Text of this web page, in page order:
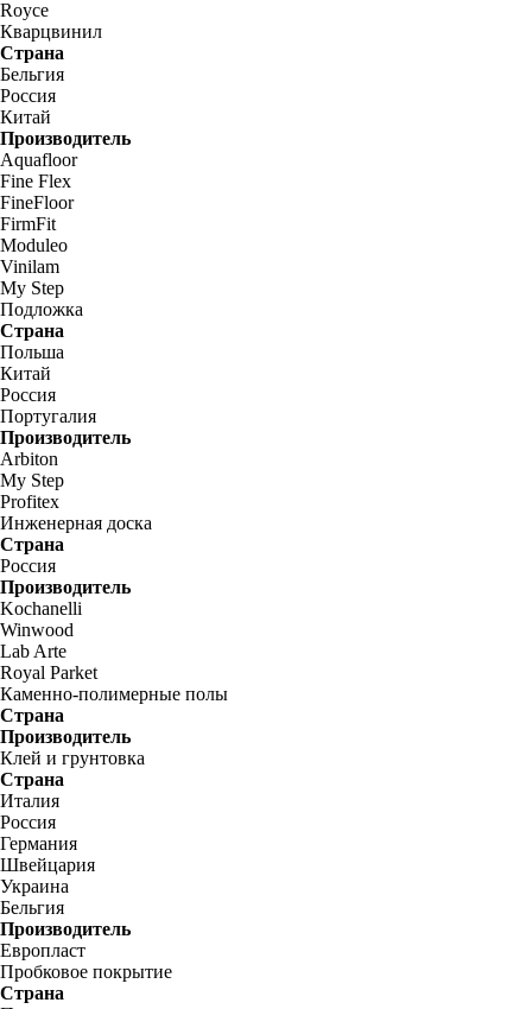
Royce
Кварцвинил
Страна
Бельгия
Россия
Китай
Производитель
Aquafloor
Fine Flex
FineFloor
FirmFit
Moduleo
Vinilam
My Step
Подложка
Страна
Польша
Китай
Россия
Португалия
Производитель
Arbiton
My Step
Profitex
Инженерная доска
Страна
Россия
Производитель
Kochanelli
Winwood
Lab Arte
Royal Parket
Каменно-полимерные полы
Страна
Производитель
Клей и грунтовка
Страна
Италия
Россия
Германия
Швейцария
Украина
Бельгия
Производитель
Европласт
Пробковое покрытие
Страна